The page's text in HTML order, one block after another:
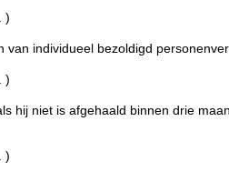
)
van individueel bezoldigd
)
hij niet is afgehaald binnen drie
)